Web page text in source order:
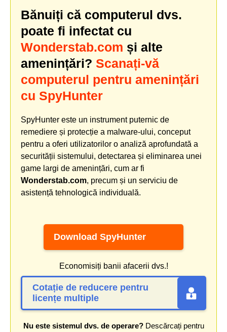
Bănuiți că computerul dvs.
poate fi infectat cu
Wonderstab.com și alte
amenințări? Scanați-vă
computerul pentru amenințări
cu SpyHunter
SpyHunter este un instrument puternic de
remediere și protecție a malware-ului, conceput
pentru a oferi utilizatorilor o analiză aprofundată a
securității sistemului, detectarea și eliminarea unei
game largi de amenințări, cum ar fi
Wonderstab.com, precum și un serviciu de
asistență tehnologică individuală.
Download SpyHunter
Economisiți banii afacerii dvs.!
Cotație de reducere pentru
licențe multiple
Nu este sistemul dvs. de operare?Descărcați pentru